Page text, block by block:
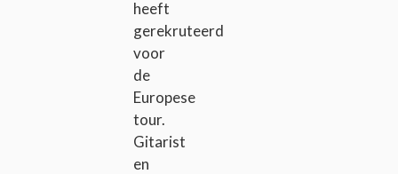
heeft
gerekruteerd
voor
de
Europese
tour.
Gitarist
en